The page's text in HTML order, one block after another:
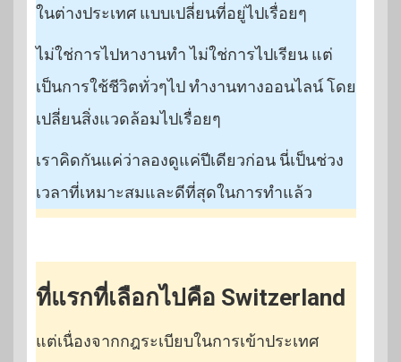
ในต่างประเทศ แบบเปลี่ยนที่อยู่ไปเรื่อยๆ
ไม่ใช่การไปหางานทำ ไม่ใช่การไปเรียน แต่
เป็นการใช้ชีวิตทั่วๆไป ทำงานทางออนไลน์ โดย
เปลี่ยนสิ่งแวดล้อมไปเรื่อยๆ
เราคิดกันแค่ว่าลองดูแค่ปีเดียวก่อน นี่เป็นช่วง
เวลาที่เหมาะสมและดีที่สุดในการทำแล้ว
ที่แรกที่เลือกไปคือ Switzerland
แต่เนื่องจากกฎระเบียบในการเข้าประเทศ